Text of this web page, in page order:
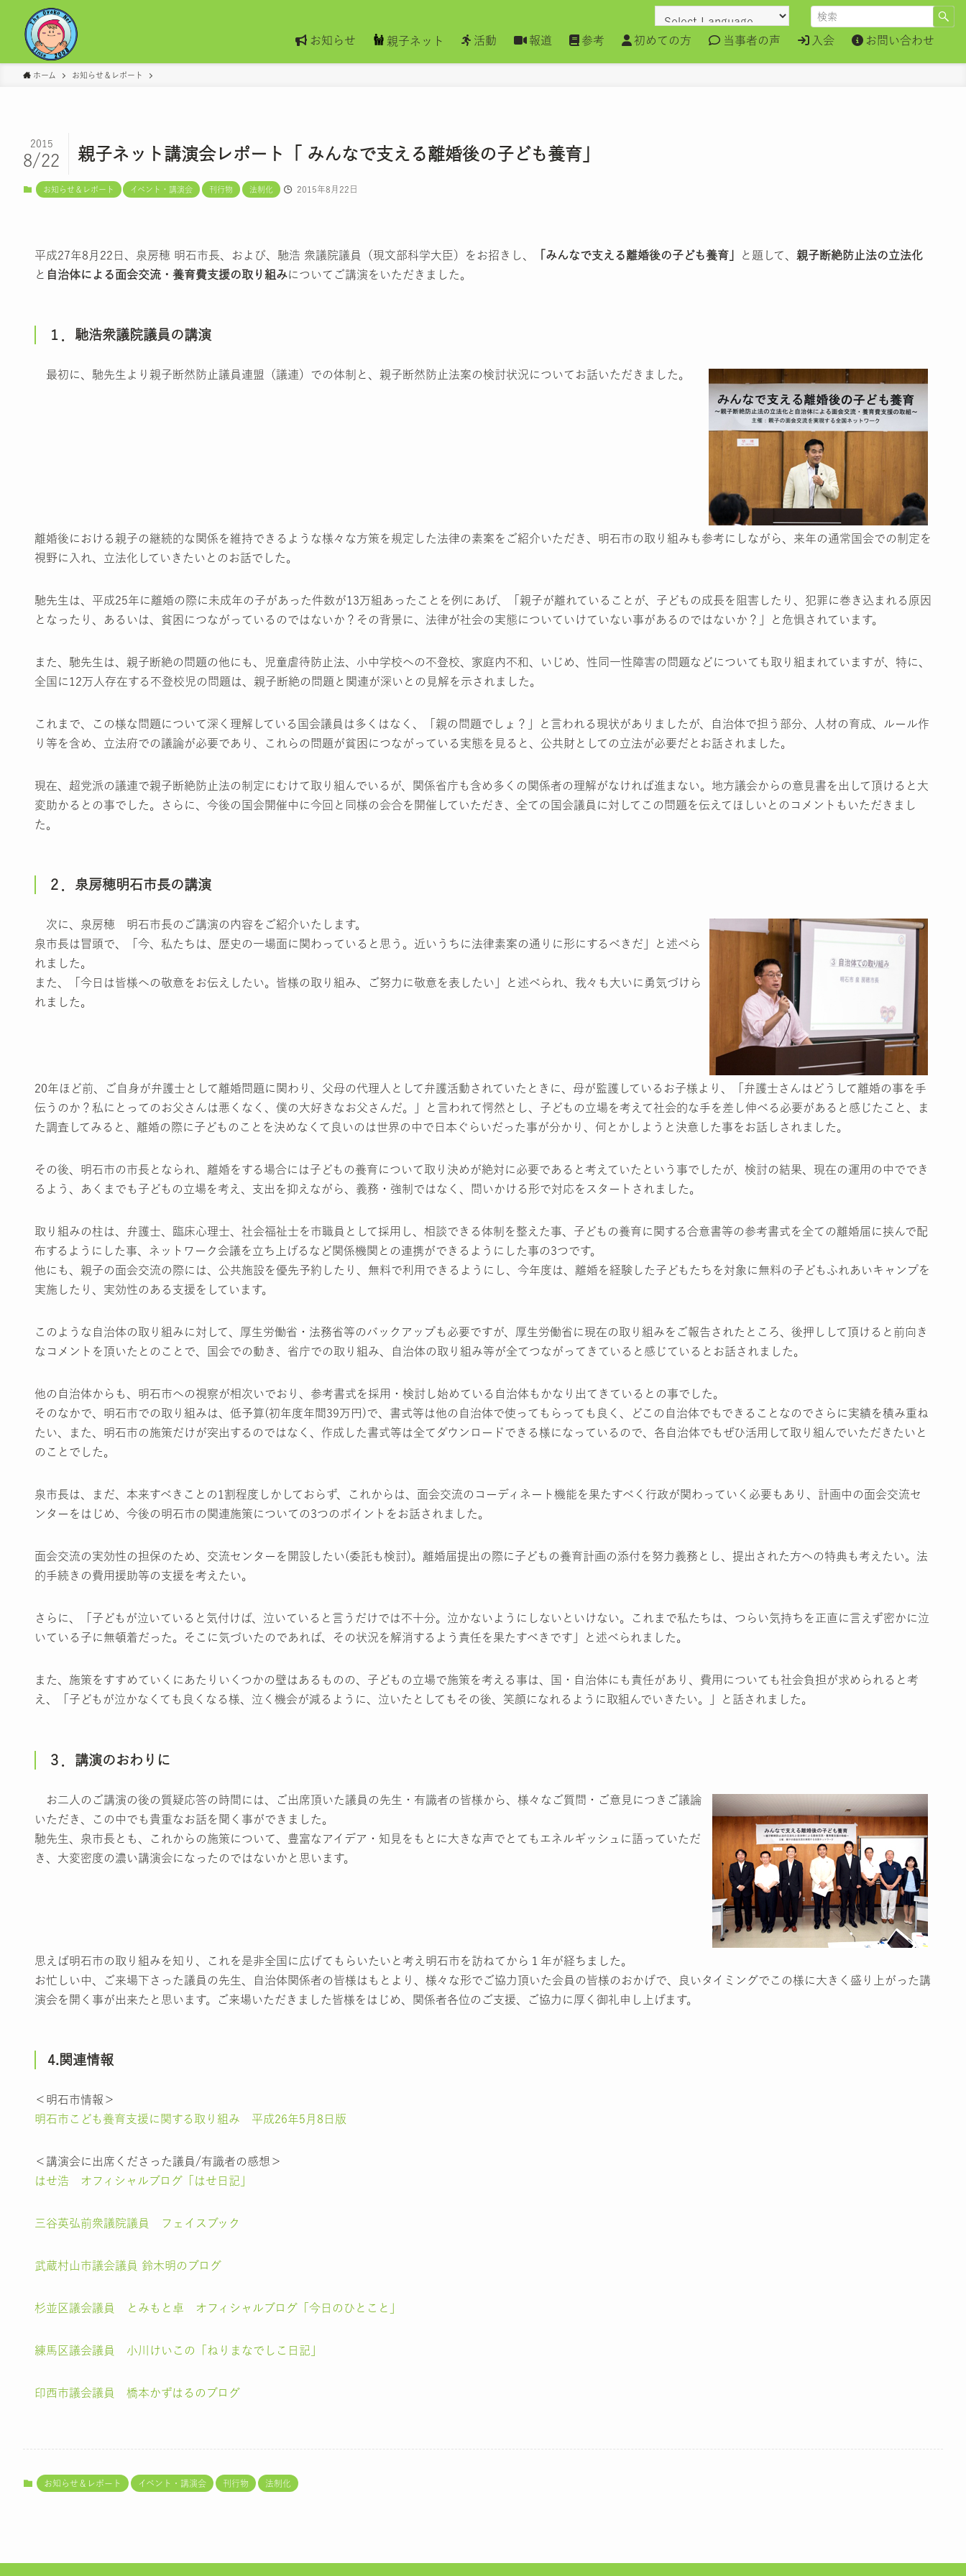
お知らせ 親子ネット 活動 報道 参考 初めての方 当事者の声 入会 お問い合わせ
ホーム お知らせ＆レポート
親子ネット講演会レポート「 みんなで支える離婚後の子ども養育」
2015
8/22
お知らせ＆レポート イベント・講演会 刊行物 法制化 2015年8月22日
平成27年8月22日、泉房穂 明石市長、および、馳浩 衆議院議員（現文部科学大臣）をお招きし、 「みんなで支える離婚後の子ども養育」 と題して、 親子断絶防止法の立法化
と 自治体による面会交流・養育費支援の取り組みについてご講演をいただきました。
１．馳浩衆議院議員の講演
最初に、馳先生より親子断然防止議員連盟（議連）での体制と、親子断然防止法案の検討状況についてお話いただきました。
離婚後における親子の継続的な関係を維持できるような様々な方策を規定した法律の素案をご紹介いただき、明石市の取り組みも参考にしながら、来年の通常国会での制定を
視野に入れ、立法化していきたいとのお話でした。
馳先生は、平成25年に離婚の際に未成年の子があった件数が13万組あったことを例にあげ、「親子が離れていることが、子どもの成長を阻害したり、犯罪に巻き込まれる原因
となったり、あるいは、貧困につながっているのではないか？その背景に、法律が社会の実態についていけていない事があるのではないか？」と危惧されています。
また、馳先生は、親子断絶の問題の他にも、児童虐待防止法、小中学校への不登校、家庭内不和、いじめ、性同一性障害の問題などについても取り組まれていますが、特に、
全国に12万人存在する不登校児の問題は、親子断絶の問題と関連が深いとの見解を示されました。
これまで、この様な問題について深く理解している国会議員は多くはなく、「親の問題でしょ？」と言われる現状がありましたが、自治体で担う部分、人材の育成、ルール作
り等を含め、立法府での議論が必要であり、これらの問題が貧困につながっている実態を見ると、公共財としての立法が必要だとお話されました。
現在、超党派の議連で親子断絶防止法の制定にむけて取り組んでいるが、関係省庁も含め多くの関係者の理解がなければ進まない。地方議会からの意見書を出して頂けると大
変助かるとの事でした。さらに、今後の国会開催中に今回と同様の会合を開催していただき、全ての国会議員に対してこの問題を伝えてほしいとのコメントもいただきまし
た。
２．泉房穂明石市長の講演
次に、泉房穂 明石市長のご講演の内容をご紹介いたします。
泉市長は冒頭で、「今、私たちは、歴史の一場面に関わっていると思う。近いうちに法律素案の通りに形にするべきだ」と述べら
れました。
また、「今日は皆様への敬意をお伝えしたい。皆様の取り組み、ご努力に敬意を表したい」と述べられ、我々も大いに勇気づけら
れました。
20年ほど前、ご自身が弁護士として離婚問題に関わり、父母の代理人として弁護活動されていたときに、母が監護しているお子様より、「弁護士さんはどうして離婚の事を手
伝うのか？私にとってのお父さんは悪くなく、僕の大好きなお父さんだ。」と言われて愕然とし、子どもの立場を考えて社会的な手を差し伸べる必要があると感じたこと、ま
た調査してみると、離婚の際に子どものことを決めなくて良いのは世界の中で日本ぐらいだった事が分かり、何とかしようと決意した事をお話しされました。
その後、明石市の市長となられ、離婚をする場合には子どもの養育について取り決めが絶対に必要であると考えていたという事でしたが、検討の結果、現在の運用の中ででき
るよう、あくまでも子どもの立場を考え、支出を抑えながら、義務・強制ではなく、問いかける形で対応をスタートされました。
取り組みの柱は、弁護士、臨床心理士、社会福祉士を市職員として採用し、相談できる体制を整えた事、子どもの養育に関する合意書等の参考書式を全ての離婚届に挟んで配
布するようにした事、ネットワーク会議を立ち上げるなど関係機関との連携ができるようにした事の3つです。
他にも、親子の面会交流の際には、公共施設を優先予約したり、無料で利用できるようにし、今年度は、離婚を経験した子どもたちを対象に無料の子どもふれあいキャンプを
実施したり、実効性のある支援をしています。
このような自治体の取り組みに対して、厚生労働省・法務省等のバックアップも必要ですが、厚生労働省に現在の取り組みをご報告されたところ、後押しして頂けると前向き
なコメントを頂いたとのことで、国会での動き、省庁での取り組み、自治体の取り組み等が全てつながってきていると感じているとお話されました。
他の自治体からも、明石市への視察が相次いでおり、参考書式を採用・検討し始めている自治体もかなり出てきているとの事でした。
そのなかで、明石市での取り組みは、低予算(初年度年間39万円)で、書式等は他の自治体で使ってもらっても良く、どこの自治体でもできることなのでさらに実績を積み重ね
たい、また、明石市の施策だけが突出するのではなく、作成した書式等は全てダウンロードできる様になっているので、各自治体でもぜひ活用して取り組んでいただきたいと
のことでした。
泉市長は、まだ、本来すべきことの1割程度しかしておらず、これからは、面会交流のコーディネート機能を果たすべく行政が関わっていく必要もあり、計画中の面会交流セ
ンターをはじめ、今後の明石市の関連施策についての3つのポイントをお話されました。
面会交流の実効性の担保のため、交流センターを開設したい(委託も検討)。離婚届提出の際に子どもの養育計画の添付を努力義務とし、提出された方への特典も考えたい。法
的手続きの費用援助等の支援を考えたい。
さらに、「子どもが泣いていると気付けば、泣いていると言うだけでは不十分。泣かないようにしないといけない。これまで私たちは、つらい気持ちを正直に言えず密かに泣
いている子に無頓着だった。そこに気づいたのであれば、その状況を解消するよう責任を果たすべきです」と述べられました。
また、施策をすすめていくにあたりいくつかの壁はあるものの、子どもの立場で施策を考える事は、国・自治体にも責任があり、費用についても社会負担が求められると考
え、「子どもが泣かなくても良くなる様、泣く機会が減るように、泣いたとしてもその後、笑顔になれるように取組んでいきたい。」と話されました。
３．講演のおわりに
お二人のご講演の後の質疑応答の時間には、ご出席頂いた議員の先生・有識者の皆様から、様々なご質問・ご意見につきご議論
いただき、この中でも貴重なお話を聞く事ができました。
馳先生、泉市長とも、これからの施策について、豊富なアイデア・知見をもとに大きな声でとてもエネルギッシュに語っていただ
き、大変密度の濃い講演会になったのではないかと思います。
思えば明石市の取り組みを知り、これを是非全国に広げてもらいたいと考え明石市を訪ねてから１年が経ちました。
お忙しい中、ご来場下さった議員の先生、自治体関係者の皆様はもとより、様々な形でご協力頂いた会員の皆様のおかげで、良いタイミングでこの様に大きく盛り上がった講
演会を開く事が出来たと思います。ご来場いただきました皆様をはじめ、関係者各位のご支援、ご協力に厚く御礼申し上げます。
4.関連情報
＜明石市情報＞
明石市こども養育支援に関する取り組み 平成26年5月8日版
＜講演会に出席くださった議員/有識者の感想＞
はせ浩 オフィシャルブログ「はせ日記」
三谷英弘前衆議院議員 フェイスブック
武蔵村山市議会議員 鈴木明のブログ
杉並区議会議員 とみもと卓 オフィシャルブログ「今日のひとこと」
練馬区議会議員 小川けいこの「ねりまなでしこ日記」
印西市議会議員 橋本かずはるのブログ
お知らせ＆レポート イベント・講演会 刊行物 法制化